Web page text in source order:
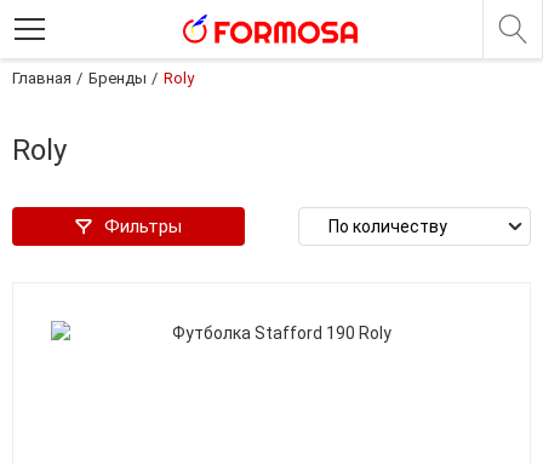
Главная Бренды Roly
Roly
Фильтры